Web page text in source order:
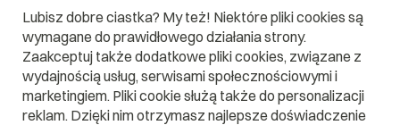
Lubisz dobre ciastka? My też! Niektóre pliki cookies są
wymagane do prawidłowego działania strony.
Zaakceptuj także dodatkowe pliki cookies, związane z
wydajnością usług, serwisami społecznościowymi i
marketingiem. Pliki cookie służą także do personalizacji
reklam. Dzięki nim otrzymasz najlepsze doświadczenie